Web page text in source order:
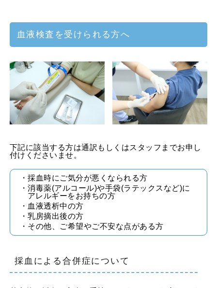
血液検査を受けられる方へ
下記に該当する方は通訳もしくはスタッフまでお申し
付けくださいませ。
・採血時にご気分が悪くなられる方
・消毒薬(アルコール)や手袋(ラテックスなど)に
アレルギーをお持ちの方
・血液透析中の方
・乳房摘出後の方
・その他、ご希望やご不安な点がある方
採血による合併症について